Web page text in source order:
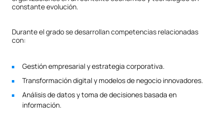
constante evolución.
Durante el grado se desarrollan competencias relacionadas
con:
Gestión empresarial y estrategia corporativa.
Transformación digital y modelos de negocio innovadores.
Análisis de datos y toma de decisiones basada en
información.